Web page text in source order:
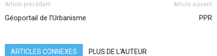
Article précédent
Géoportail de l’Urbanisme
Article suivant
PPR
ARTICLES CONNEXES PLUS DE L'AUTEUR